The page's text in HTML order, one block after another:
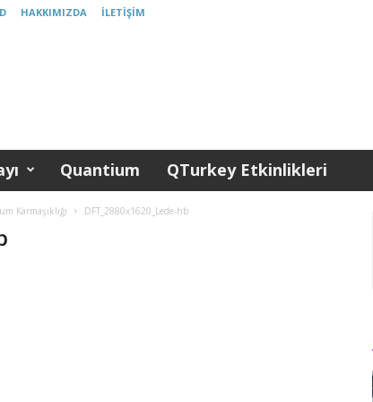
HAKKIMIZDA İLETIŞIM
Quantium QTurkey Etkinlikleri
Karmaşıklığı DFT_2880x1620_Lede-hb